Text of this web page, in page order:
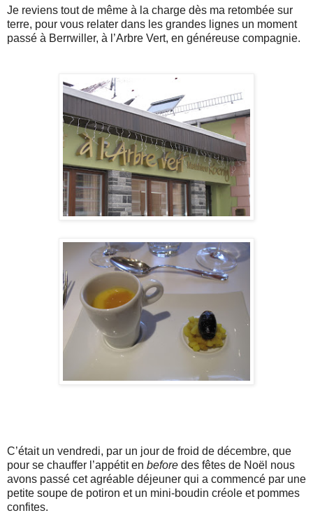
Je reviens tout de même à la charge dès ma retombée sur
terre, pour vous relater dans les grandes lignes un moment
passé à Berrwiller, à l’Arbre Vert, en généreuse compagnie.
C’était un vendredi, par un jour de froid de décembre, que
pour se chauffer l’appétit en before des fêtes de Noël nous
avons passé cet agréable déjeuner qui a commencé par une
petite soupe de potiron et un mini-boudin créole et pommes
confites.